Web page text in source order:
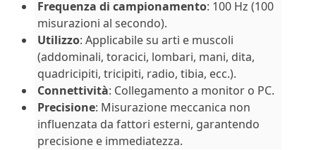
Frequenza di campionamento: 100 Hz (100
misurazioni al secondo).
Utilizzo: Applicabile su arti e muscoli
(addominali, toracici, lombari, mani, dita,
quadricipiti, tricipiti, radio, tibia, ecc.).
Connettività: Collegamento a monitor o PC.
Precisione: Misurazione meccanica non
influenzata da fattori esterni, garantendo
precisione e immediatezza.